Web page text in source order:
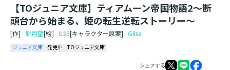
【TOジュニア文庫】ティアムーン帝国物語2～断
頭台から始まる、姫の転生逆転ストーリー～
[作] 餅月望[絵] U35[キャラクター原案] Gilse
ジュニア文庫 発売中 TOジュニア文庫
シェアする